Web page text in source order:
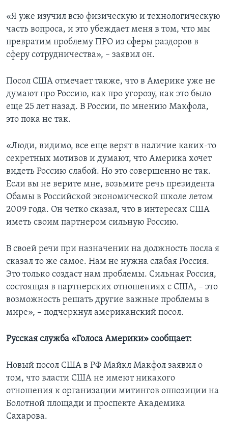
«Я уже изучил всю физическую и технологическую
часть вопроса, и это убеждает меня в том, что мы
превратим проблему ПРО из сферы раздоров в
сферу сотрудничества», – заявил он.
Посол США отмечает также, что в Америке уже не
думают про Россию, как про угорозу, как это было
еще 25 лет назад. В России, по мнению Макфола,
это пока не так.
«Люди, видимо, все еще верят в наличие каких-то
секретных мотивов и думают, что Америка хочет
видеть Россию слабой. Но это совершенно не так.
Если вы не верите мне, возьмите речь президента
Обамы в Российской экономической школе летом
2009 года. Он четко сказал, что в интересах США
иметь своим партнером сильную Россию.
В своей речи при назначении на должность посла я
сказал то же самое. Нам не нужна слабая Россия.
Это только создаст нам проблемы. Сильная Россия,
состоящая в партнерских отношениях с США, – это
возможность решать другие важные проблемы в
мире», – подчеркнул американский посол.
Русская служба «Голоса Америки» сообщает:
Новый посол США в РФ Майкл Макфол заявил о
том, что власти США не имеют никакого
отношения к организации митингов оппозиции на
Болотной площади и проспекте Академика
Сахарова.